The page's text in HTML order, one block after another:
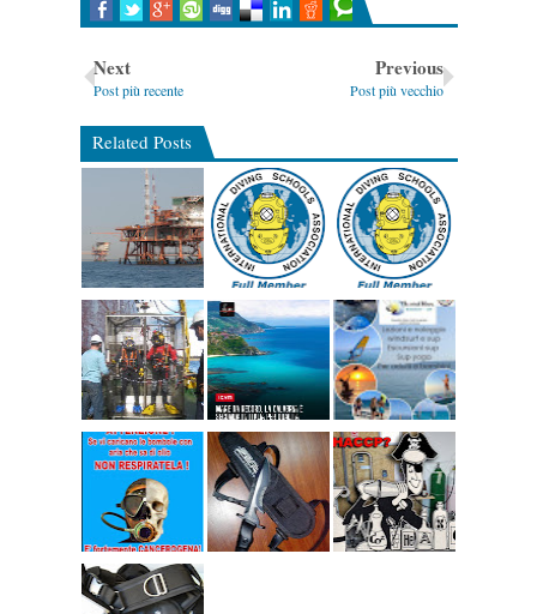
Next
Post più recente
Previous
Post più vecchio
Related Posts